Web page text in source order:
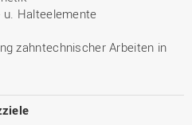
Halteelemente
zahntechnischer Arbeiten in